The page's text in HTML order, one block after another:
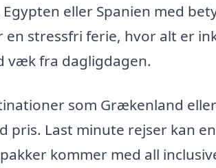
eller Spanien med
stressfri ferie, hvor alt er
væk fra dagligdagen.
som Grækenland
pris. Last minute rejser kan
kommer med all